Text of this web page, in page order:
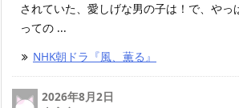
されていた、愛しげな男の子は！で、やっ
っての ...
NHK朝ドラ『風、薫る』
2026年8月2日